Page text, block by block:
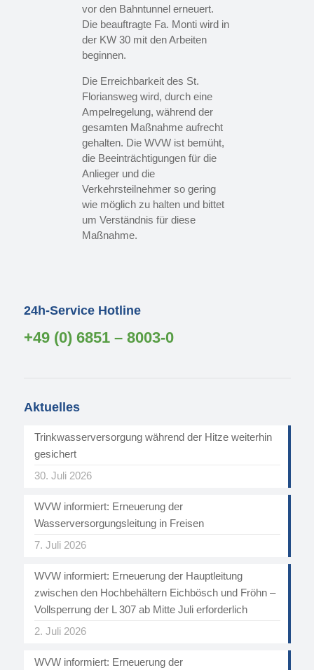
vor den Bahntunnel erneuert.
Die beauftragte Fa. Monti wird in
der KW 30 mit den Arbeiten
beginnen.
Die Erreichbarkeit des St.
Floriansweg wird, durch eine
Ampelregelung, während der
gesamten Maßnahme aufrecht
gehalten. Die WVW ist bemüht,
die Beeinträchtigungen für die
Anlieger und die
Verkehrsteilnehmer so gering
wie möglich zu halten und bittet
um Verständnis für diese
Maßnahme.
24h-Service Hotline
+49 (0) 6851 – 8003-0
Aktuelles
Trinkwasserversorgung während der Hitze weiterhin
gesichert
30. Juli 2026
WVW informiert: Erneuerung der
Wasserversorgungsleitung in Freisen
7. Juli 2026
WVW informiert: Erneuerung der Hauptleitung
zwischen den Hochbehältern Eichbösch und Fröhn –
Vollsperrung der L 307 ab Mitte Juli erforderlich
2. Juli 2026
WVW informiert: Erneuerung der